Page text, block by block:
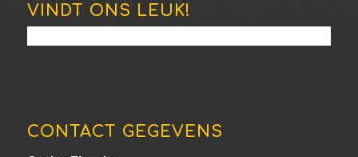
VINDT ONS LEUK!
CONTACT GEGEVENS